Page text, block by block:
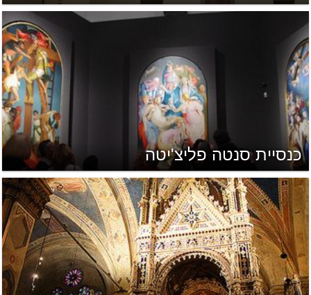
כנסיית סנטה פליצ'יטה